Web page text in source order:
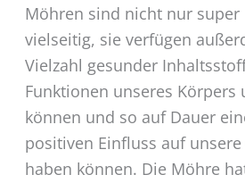
Möhren sind nicht nur super
vielseitig, sie verfügen
Vielzahl gesunder
Funktionen unseres Körpers
können und so auf Dauer
positiven Einfluss auf
haben können. Die Möhre